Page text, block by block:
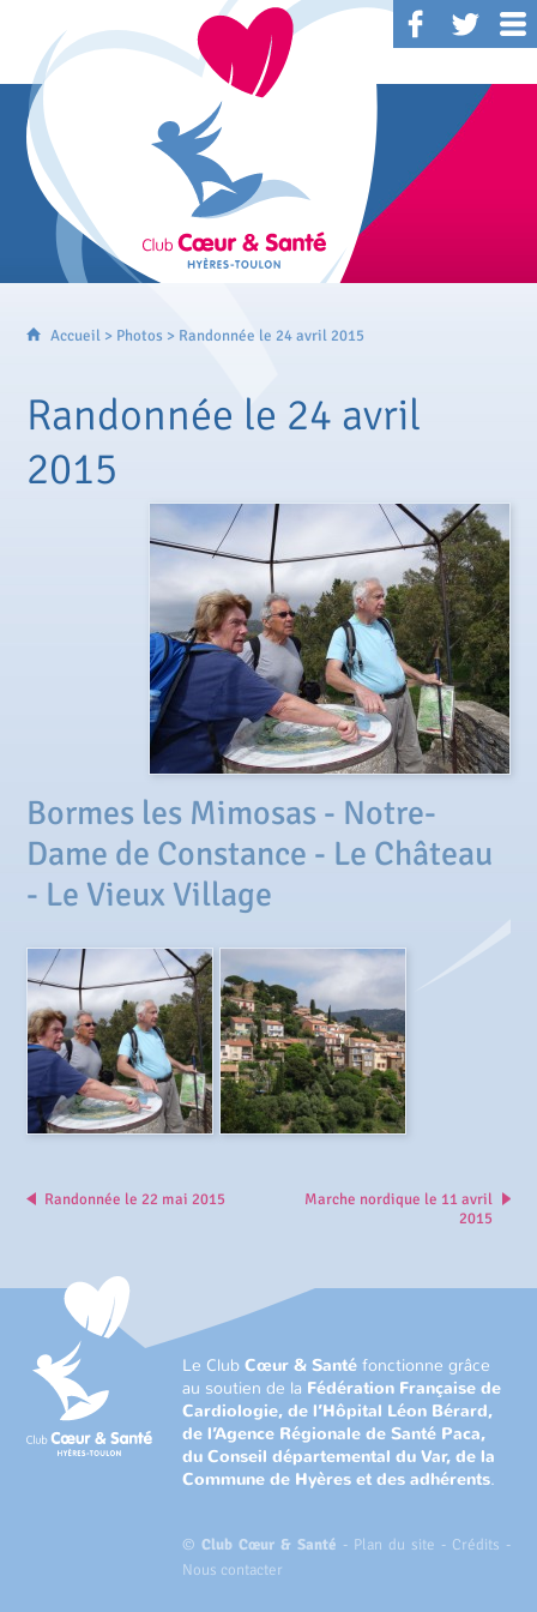
Accueil > Photos > Randonnée le 24 avril 2015
Randonnée le 24 avril
2015
Bormes les Mimosas - Notre-
Dame de Constance - Le Château
- Le Vieux Village
Randonnée le 22 mai 2015
Marche nordique le 11 avril
2015
Le ClubCœur & Santé fonctionne grâce
au soutien de la Fédération Française de
Cardiologie, de l’Hôpital Léon Bérard,
de l’Agence Régionale de Santé Paca,
du Conseil départemental du Var, de la
Commune de Hyères et des adhérents.
©Club Cœur & Santé - Plan du site - Crédits -
Nous contacter